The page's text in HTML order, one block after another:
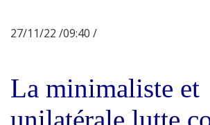
27/11/22 /09:40 /
La minimaliste et